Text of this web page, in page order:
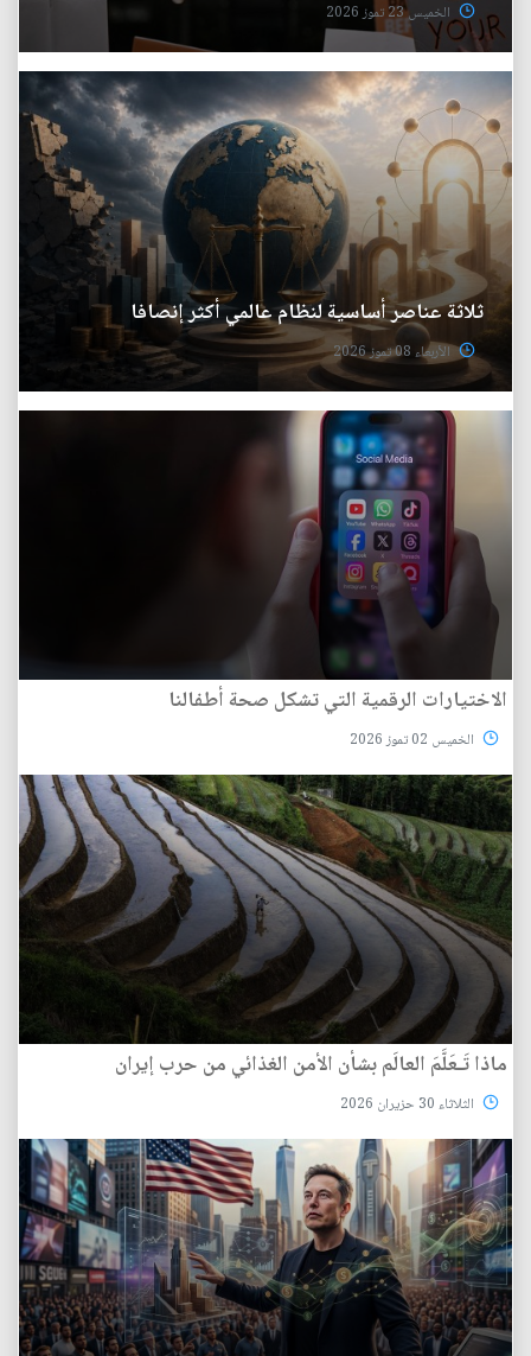
الخميس 23 تموز 2026
ثلاثة عناصر أساسية لنظام عالمي أكثر إنصافا
الأربعاء 08 تموز 2026
الاختيارات الرقمية التي تشكل صحة أطفالنا
الخميس 02 تموز 2026
ماذا تَـعَلَّمَ العالَم بشأن الأمن الغذائي من حرب إيران
الثلاثاء 30 حزيران 2026